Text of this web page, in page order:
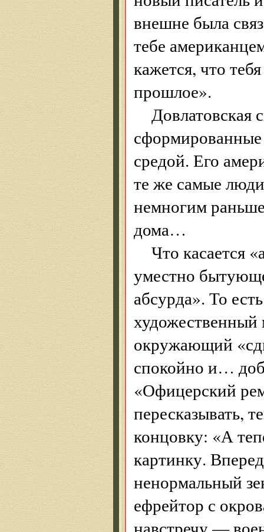
внешне была
тебе
кажется, что
прошлое».
Довлатовская
сформированные
средой. Его
те же самые
немногим
дома…
Что касается
уместно
абсурда». То
художественный
окружающий
спокойно и…
«Офицерский
пересказывать,
концовку: «А
картинку.
ненормальный
ефрейтор с